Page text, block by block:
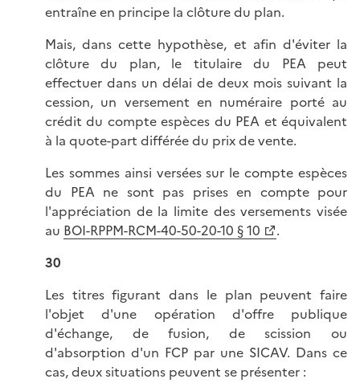
entraîne en principe la clôture du plan.
Mais, dans cette hypothèse, et afin d'éviter la
clôture du plan, le titulaire du PEA peut
effectuer dans un délai de deux mois suivant la
cession, un versement en numéraire porté au
crédit du compte espèces du PEA et équivalent
à la quote-part différée du prix de vente.
Les sommes ainsi versées sur le compte espèces
du PEA ne sont pas prises en compte pour
l'appréciation de la limite des versements visée
au BOI-RPPM-RCM-40-50-20-10 § 10
.
30
Les titres figurant dans le plan peuvent faire
l'objet d'une opération d'offre publique
d'échange, de fusion, de scission ou
d'absorption d'un FCP par une SICAV. Dans ce
cas, deux situations peuvent se présenter :